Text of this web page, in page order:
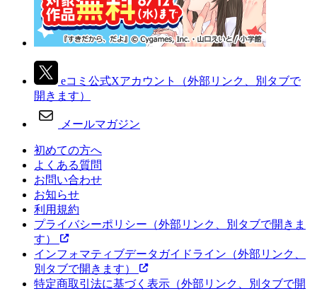
eコミ公式Xアカウント
（外部リンク、別タブで
開きます）
メールマガジン
初めての方へ
よくある質問
お問い合わせ
お知らせ
利用規約
プライバシーポリシー （外部リンク、別タブで開きま
す）
インフォマティブデータガイドライン （外部リンク、
別タブで開きます）
特定商取引法に基づく表示 （外部リンク、別タブで開